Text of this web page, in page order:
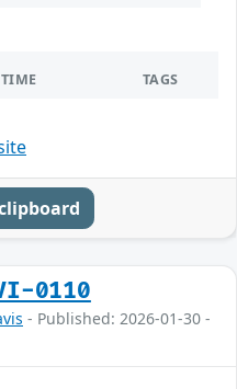
TAGS
0110
- Published: 2026-01-30 -